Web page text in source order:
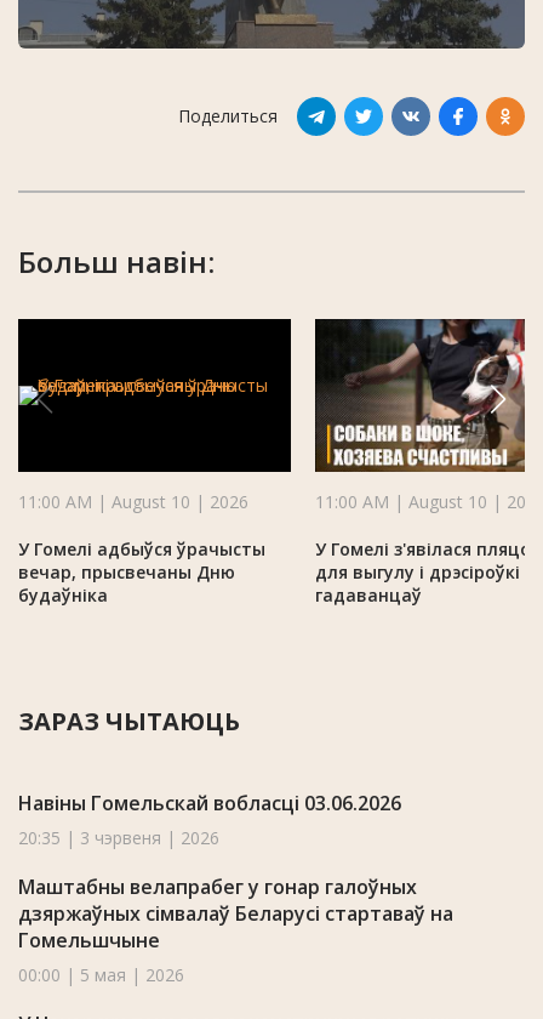
Поделиться
Больш навін:
11:00 AM | August 10 | 2026
У Гомелі адбыўся ўрачысты
вечар, прысвечаны Дню
будаўніка
11:00 AM | August 10 |
У Гомелі з'явілася
для выгулу і дрэсіроўкі
гадаванцаў
ЗАРАЗ ЧЫТАЮЦЬ
Навіны Гомельскай вобласці 03.06.2026
20:35 | 3 чэрвеня | 2026
Маштабны велапрабег у гонар галоўных
дзяржаўных сімвалаў Беларусі стартаваў на
Гомельшчыне
00:00 | 5 мая | 2026